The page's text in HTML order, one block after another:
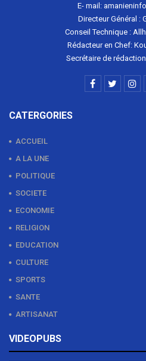
E- mail:
Directeur Général :
Conseil Technique :
Rédacteur en Chef:
Secrétaire de
CATERGORIES
ACCUEIL
A LA UNE
POLITIQUE
SOCIETE
ECONOMIE
RELIGION
EDUCATION
CULTURE
SPORTS
SANTE
ARTISANAT
VIDEOPUBS